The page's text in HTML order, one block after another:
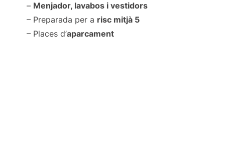
– Menjador, lavabos i vestidors
– Preparada per a risc mitjà 5
– Places d’aparcament